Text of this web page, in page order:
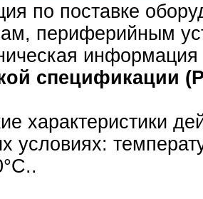
по поставке
периферийным
спецификации
характеристики
условиях: